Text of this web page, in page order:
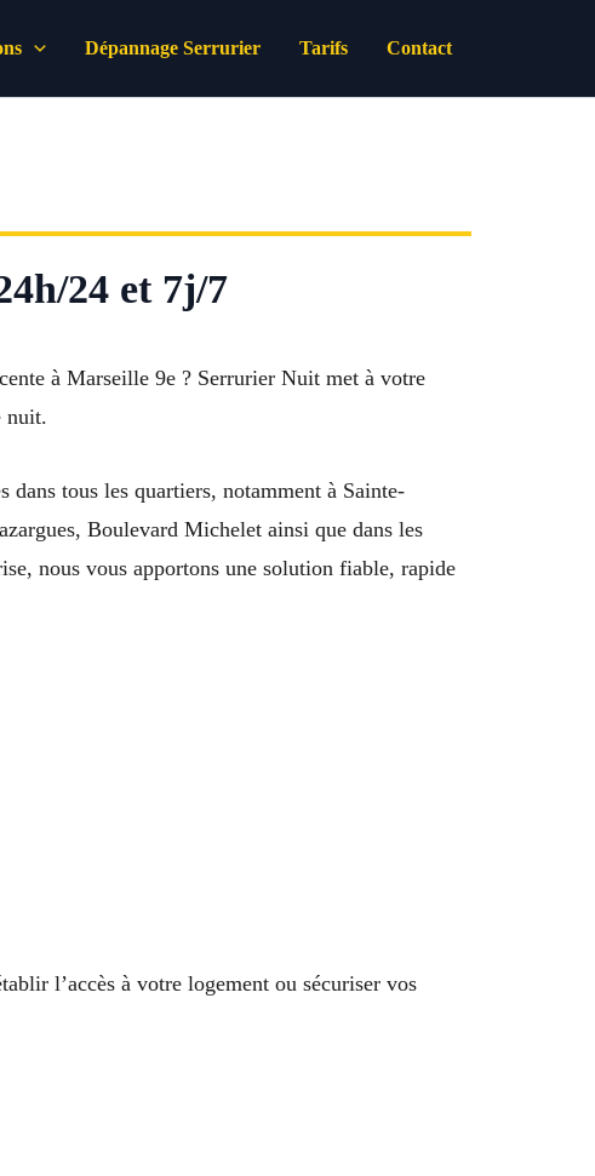
Dépannage Serrurier Tarifs Contact
24 et 7j/7
à Marseille 9e ? Serrurier Nuit met à votre
nuit.
dans tous les quartiers, notamment à Sainte-
Boulevard Michelet ainsi que dans les
nous vous apportons une solution fiable, rapide
l’accès à votre logement ou sécuriser vos